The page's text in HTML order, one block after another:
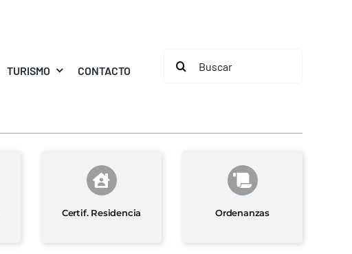
TURISMO CONTACTO
Buscar:
Certif. Residencia Ordenanzas